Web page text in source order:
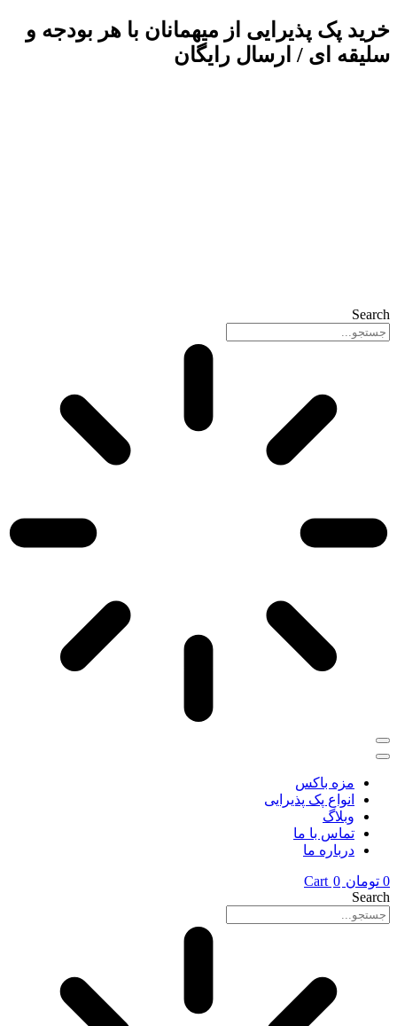
پرش
به
محتوا
خرید پک پذیرایی از میهمانان با هر بودجه و
سلیقه ای / ارسال رایگان
Search
مزه باکس
انواع پک پذیرایی
وبلاگ
تماس با ما
درباره ما
0 تومان 0
Cart
Search